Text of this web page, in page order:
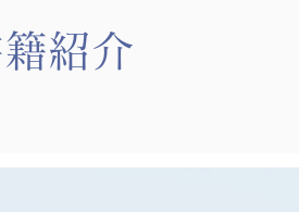
紹介